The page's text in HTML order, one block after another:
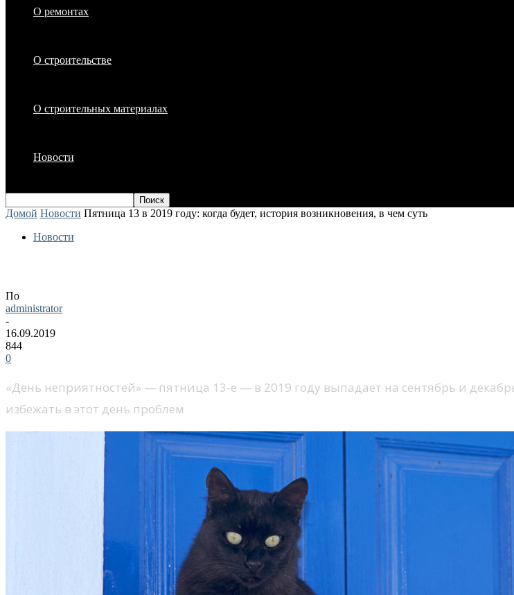
О ремонтах
О строительстве
О строительных материалах
Новости
Домой Новости Пятница 13 в 2019 году: когда будет, история возникновения, в чем суть
Новости
По
administrator
-
16.09.2019
844
0
«День неприятностей» — пятница 13-е — в 2019 году выпадает на сентябрь и
избежать в этот день проблем